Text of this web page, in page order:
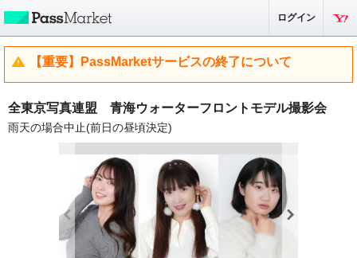
ログイン
【重要】PassMarketサービスの終了について
全東京写真連盟 青海ウォーターフロントモデル撮影会
雨天の場合中止(前日の昼頃決定)